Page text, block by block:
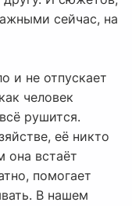
сейчас, на
и не отпускает
человек
рушится.
её никто
она встаёт
помогает
В нашем